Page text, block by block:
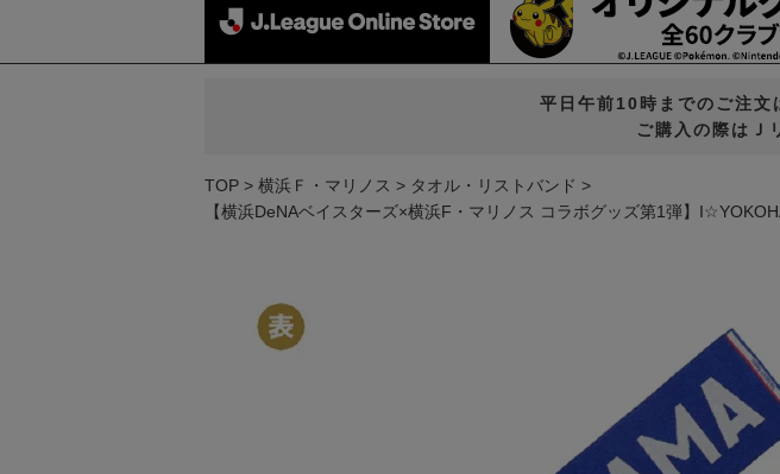
平日午前10時までのご注文
ご購入の際はＪ
TOP 横浜Ｆ・マリノス
タオル・リストバンド
【横浜DeNAベイスターズ×横浜F・マリノス コラボグッズ第1弾】